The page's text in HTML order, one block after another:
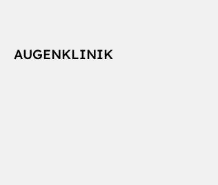
AUGENKLINIK